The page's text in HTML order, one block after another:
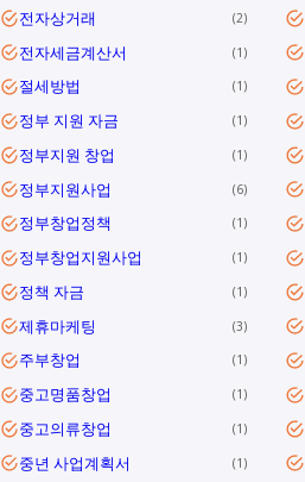
전자상거래 2
전자세금계산서 1
절세방법 1
정부 지원 자금 1
정부지원 창업 1
정부지원사업 6
정부창업정책 1
정부창업지원사업 1
정책 자금 1
제휴마케팅 3
주부창업 1
중고명품창업 1
중고의류창업 1
중년 사업계획서 1